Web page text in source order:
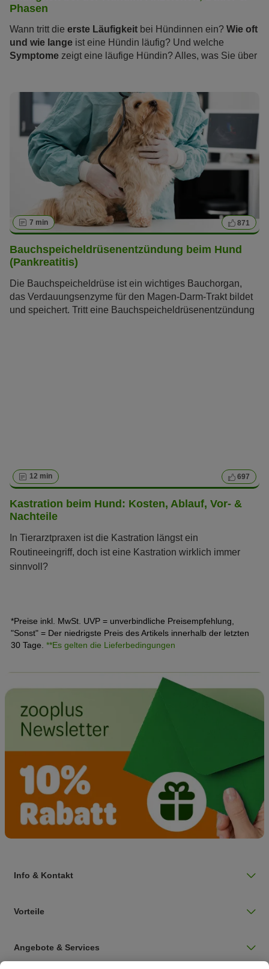
Phasen
Wann tritt die erste Läufigkeit bei Hündinnen ein? Wie oft
und wie lange ist eine Hündin läufig? Und welche
Symptome zeigt eine läufige Hündin? Alles, was Sie über
erfahren Sie im folgenden Artikel.
7 min 871
Bauchspeicheldrüsenentzündung beim Hund
(Pankreatitis)
Die Bauchspeicheldrüse ist ein wichtiges Bauchorgan,
das Verdauungsenzyme für den Magen-Darm-Trakt bildet
und speichert. Tritt eine Bauchspeicheldrüsenentzündung
12 min 697
Kastration beim Hund: Kosten, Ablauf, Vor- &
Nachteile
In Tierarztpraxen ist die Kastration längst ein
Routineeingriff, doch ist eine Kastration wirklich immer
sinnvoll?
*Preise inkl. MwSt. UVP = unverbindliche Preisempfehlung,
"Sonst" = Der niedrigste Preis des Artikels innerhalb der letzten
30 Tage. **Es gelten die Lieferbedingungen
Info & Kontakt
Vorteile
Angebote & Services